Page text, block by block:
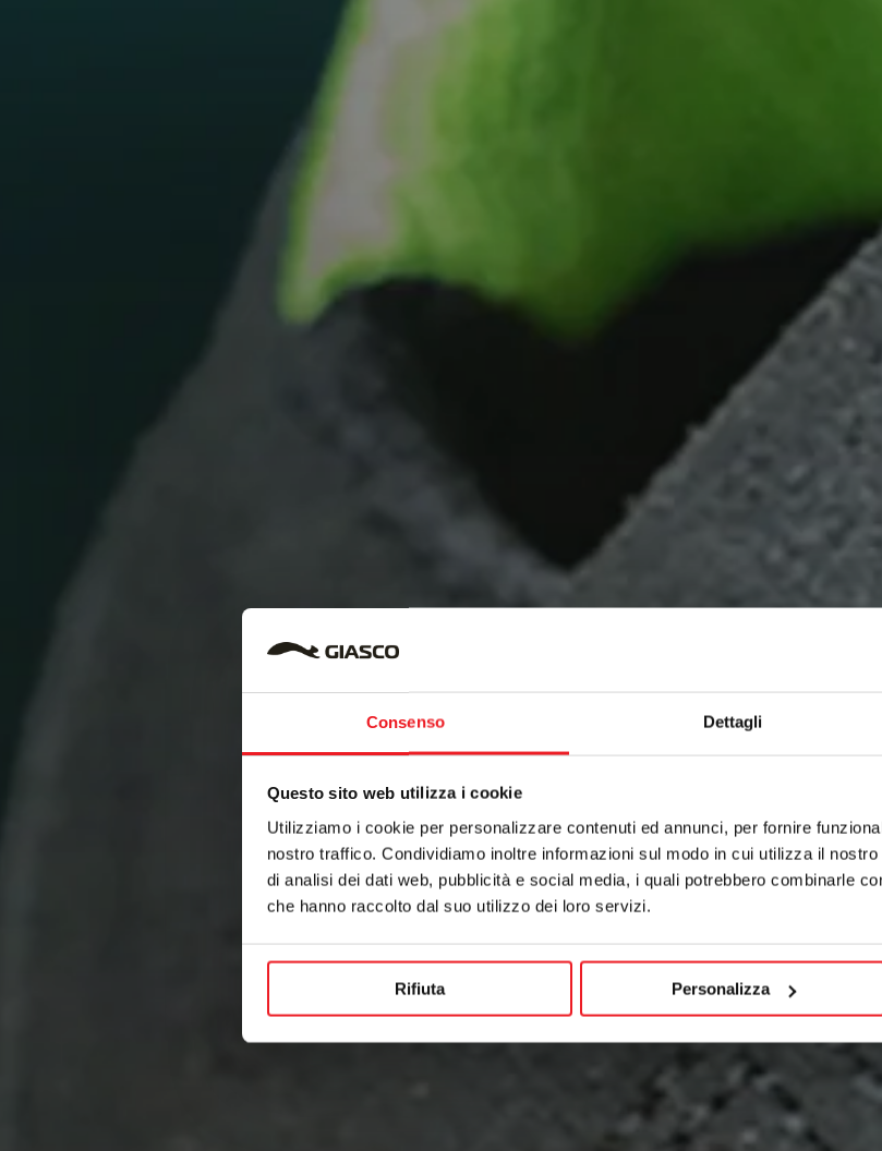
Consenso Dettagli
Questo sito web utilizza i cookie
Utilizziamo i cookie per personalizzare contenuti ed annunci, per fornire
nostro traffico. Condividiamo inoltre informazioni sul modo in cui utilizza il
di analisi dei dati web, pubblicità e social media, i quali potrebbero combinarle
che hanno raccolto dal suo utilizzo dei loro servizi.
Rifiuta Personalizza